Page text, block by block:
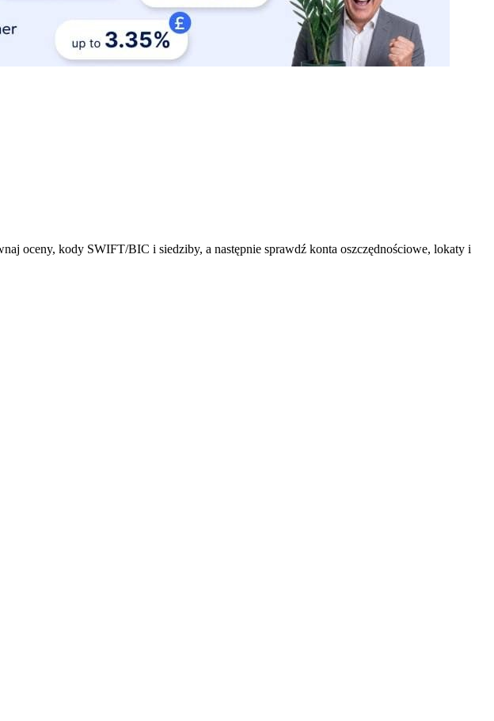
oceny, kody SWIFT/BIC i siedziby, a następnie sprawdź konta oszczędnościowe, lokaty i